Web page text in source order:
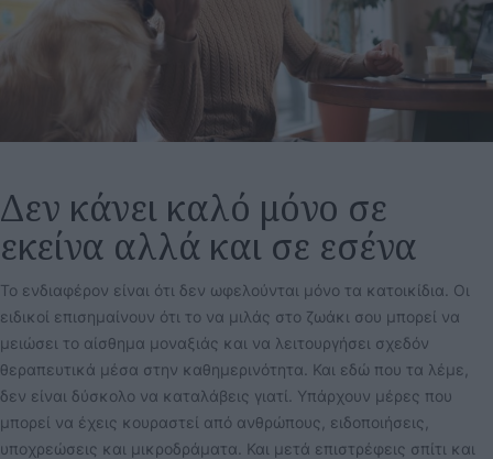
Δεν κάνει καλό μόνο σε
εκείνα αλλά και σε εσένα
Το ενδιαφέρον είναι ότι δεν ωφελούνται μόνο τα κατοικίδια. Οι
ειδικοί επισημαίνουν ότι το να μιλάς στο ζωάκι σου μπορεί να
μειώσει το αίσθημα μοναξιάς και να λειτουργήσει σχεδόν
θεραπευτικά μέσα στην καθημερινότητα. Και εδώ που τα λέμε,
δεν είναι δύσκολο να καταλάβεις γιατί. Υπάρχουν μέρες που
μπορεί να έχεις κουραστεί από ανθρώπους, ειδοποιήσεις,
υποχρεώσεις και μικροδράματα. Και μετά επιστρέφεις σπίτι και